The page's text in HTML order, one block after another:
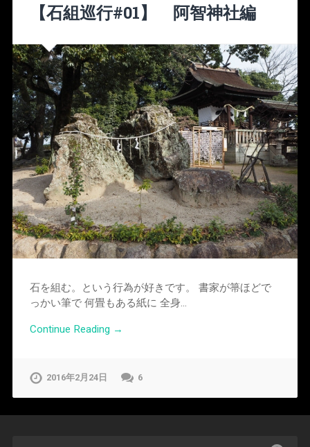
【石組巡行#01】 阿智神社編
石を組む。という行為が好きです。 書家が箒ほどで
っかい筆で 何畳もある紙に 全身…
Continue Reading →
2016年2月24日 6